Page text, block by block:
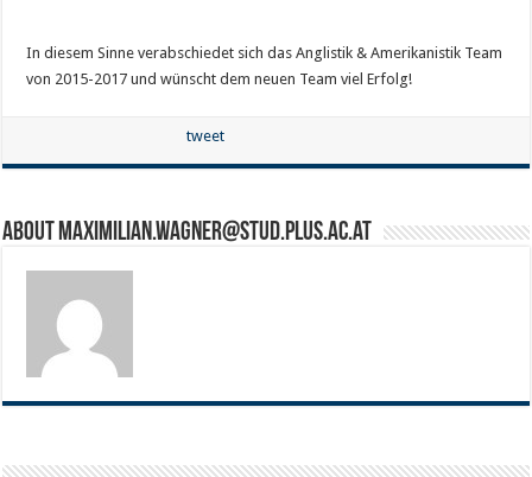
In diesem Sinne verabschiedet sich das Anglistik & Amerikanistik Team
von 2015-2017 und wünscht dem neuen Team viel Erfolg!
tweet
About maximilian.wagner@stud.plus.ac.at